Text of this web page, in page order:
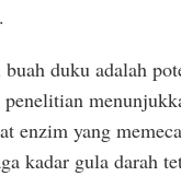
duku adalah
penelitian
enzim yang
kadar gula darah